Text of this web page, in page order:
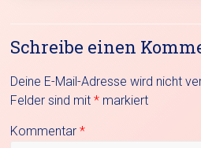
Schreibe einen
Deine E-Mail-Adresse wird nicht
Felder sind mit* markiert
Kommentar*